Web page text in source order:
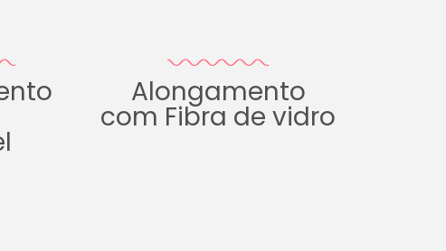
Alongamento
com Fibra de vidro